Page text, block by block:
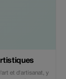
et d'artisanat, y